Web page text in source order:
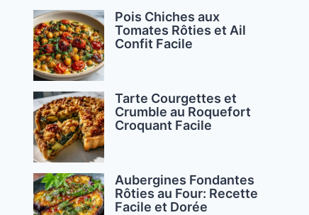
Pois Chiches aux
Tomates Rôties et Ail
Confit Facile
Tarte Courgettes et
Crumble au Roquefort
Croquant Facile
Aubergines Fondantes
Rôties au Four: Recette
Facile et Dorée